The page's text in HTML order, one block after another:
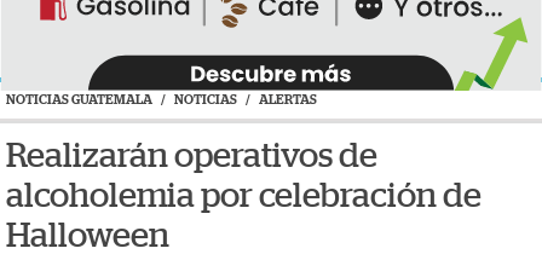
NOTICIAS GUATEMALA / NOTICIAS / ALERTAS
Realizarán operativos de
alcoholemia por celebración de
Halloween